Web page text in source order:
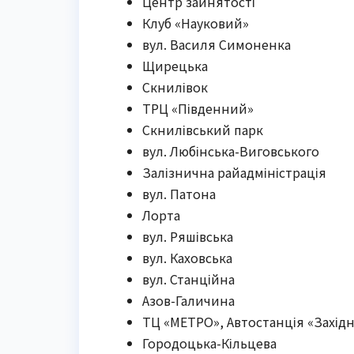
Клуб «Науковий»
вул. Василя Симоненка
Щирецька
Скнилівок
ТРЦ «Південний»
Скнилівський парк
вул. Любінська-Виговського
Залізнична райадміністрація
вул. Патона
Лорта
вул. Ряшівська
вул. Каховська
вул. Станційна
Азов-Галичина
ТЦ «МЕТРО», Автостанція
Городоцька-Кільцева